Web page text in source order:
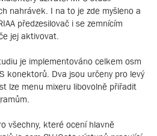
nahrávek. I na to je zde myšleno a
předzesilovač i se zemnícím
jej aktivovat.
je implementováno celkem osm
konektorů. Dva jsou určeny pro levý
lze menu mixeru libovolně přiřadit
všechny, které ocení hlavně